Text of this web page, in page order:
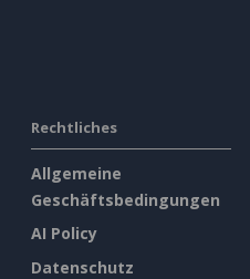
Rechtliches
Allgemeine
Geschäftsbedingungen
AI Policy
Datenschutz